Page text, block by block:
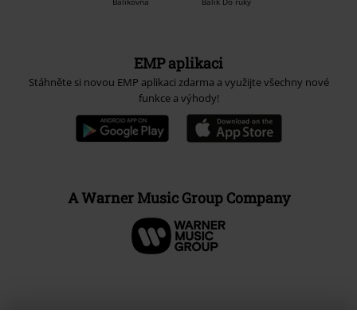
EMP aplikaci
Stáhněte si novou EMP aplikaci zdarma a využijte všechny nové
funkce a výhody!
A Warner Music Group Company